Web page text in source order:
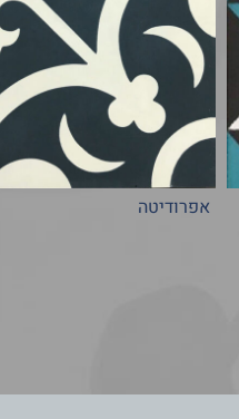
אפרודיטה